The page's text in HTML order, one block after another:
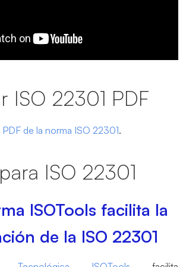
ISO 22301 PDF
de la norma ISO 22301.
ISO 22301
ISOTools facilita la
de la ISO 22301